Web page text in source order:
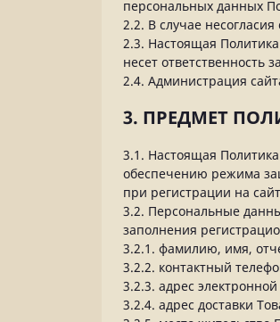
персональных данных
2.2. В случае
2.3. Настоящая
несет ответственность
2.4. Администрация
3. ПРЕДМЕТ
3.1. Настоящая
обеспечению режима
при регистрации на
3.2. Персональные
заполнения
3.2.1. фамилию, имя,
3.2.2. контактный
3.2.3. адрес
3.2.4. адрес доставки